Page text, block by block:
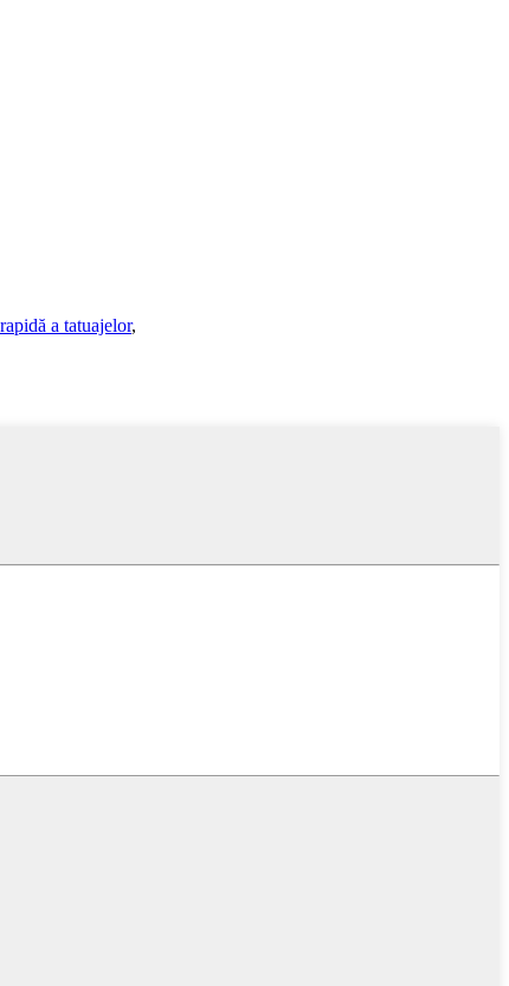
a tatuajelor,